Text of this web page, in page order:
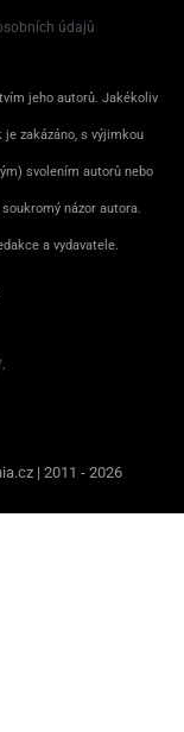
údajů
jeho autorů. Jakékoliv
zakázáno, s výjimkou
svolením autorů nebo
názor autora.
a vydavatele.
| 2011 - 2026